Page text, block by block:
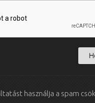
használja a spam